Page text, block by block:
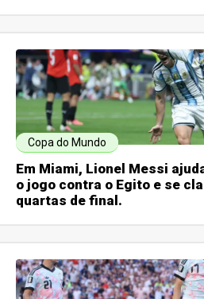
Copa do Mundo
Em Miami, Lionel Messi
o jogo contra o Egito e se
quartas de final.